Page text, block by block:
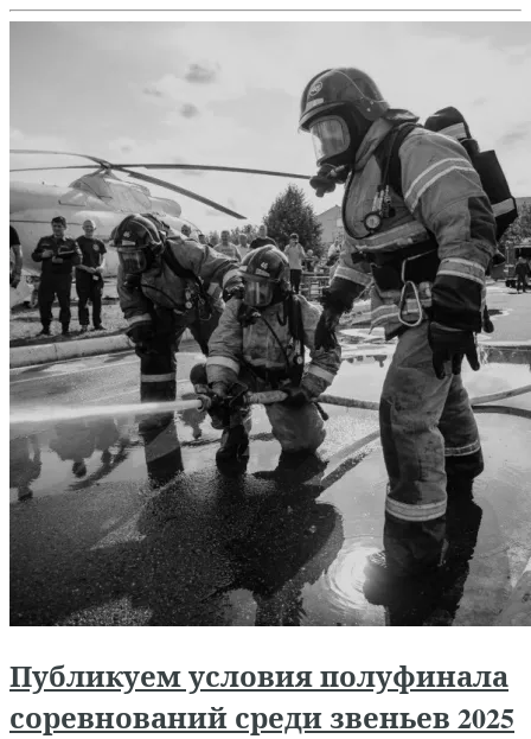
Публикуем условия полуфинала
соревнований среди звеньев 2025